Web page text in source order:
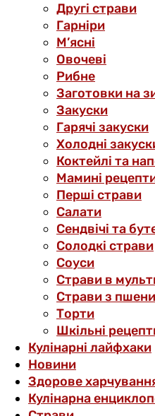
Другі страви
Гарніри
М’ясні
Овочеві
Рибне
Заготовки на
Закуски
Гарячі закуски
Холодні
Коктейлі та
Мамині
Перші страви
Салати
Сендвічі та
Солодкі страви
Соуси
Страви в
Страви з
Торти
Шкільні
Кулінарні лайфхаки
Новини
Здорове
Кулінарна